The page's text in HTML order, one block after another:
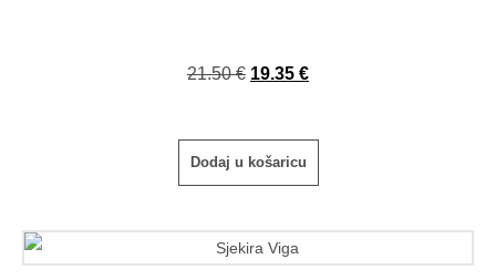
21.50€ 19.35 €
Dodaj u košaricu